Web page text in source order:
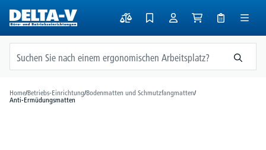
springen
Home/Betriebs-Einrichtung/Bodenmatten und Schmutzfangmatten/
Anti-Ermüdungsmatten